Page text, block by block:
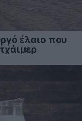
έλαιο που